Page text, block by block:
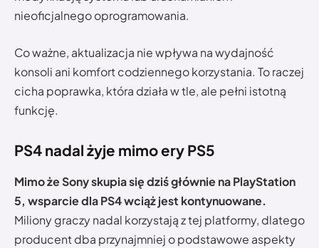
nieoficjalnego oprogramowania.
Co ważne, aktualizacja nie wpływa na wydajność
konsoli ani komfort codziennego korzystania. To raczej
cicha poprawka, która działa w tle, ale pełni istotną
funkcję.
PS4 nadal żyje mimo ery PS5
Mimo że Sony skupia się dziś głównie na PlayStation
5, wsparcie dla PS4 wciąż jest kontynuowane.
Miliony graczy nadal korzystają z tej platformy, dlatego
producent dba przynajmniej o podstawowe aspekty